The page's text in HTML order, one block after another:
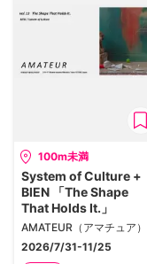
100m未満
System of Culture +
BIEN 「The Shape
That Holds It.」
AMATEUR（アマチュア）
2026/7/31-11/25